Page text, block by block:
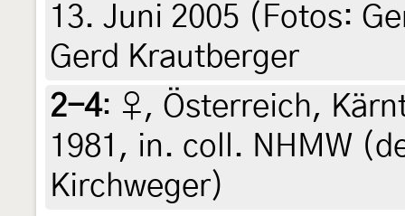
13. Juni 2005 (Fotos:
Gerd Krautberger
2-4: ♀, Österreich,
1981, in. coll. NHMW
Kirchweger)